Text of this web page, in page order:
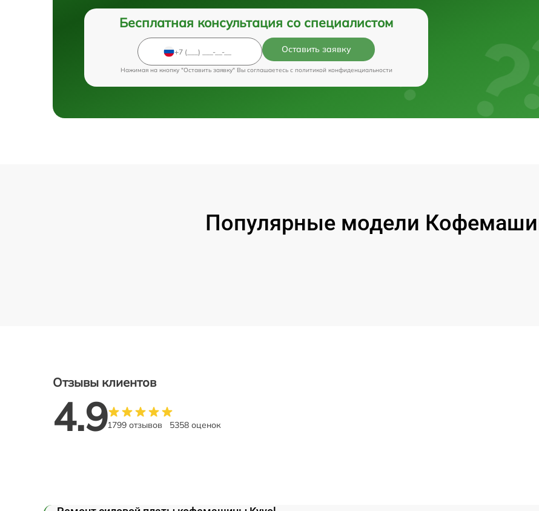
Бесплатная консультация со специалистом
Оставить заявку
Нажимая на кнопку "Оставить заявку" Вы соглашаетесь c политикой конфиденциальности
Популярные модели
Отзывы клиентов
4.91799 отзывов 5358 оценок